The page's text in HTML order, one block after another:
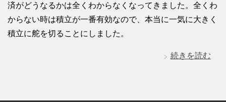
済がどうなるかは全くわからなくなってきました。全くわ
からない時は積立が一番有効なので、本当に一気に大きく
積立に舵を切ることにしました。
続きを読む